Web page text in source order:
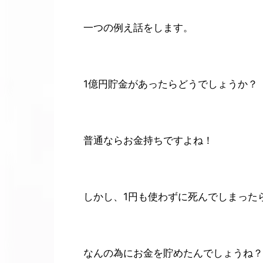
一つの例え話をします。
1億円貯金があったらどうでしょうか？
普通ならお金持ちですよね！
しかし、1円も使わずに死んでしまった
なんの為にお金を貯めたんでしょうね？